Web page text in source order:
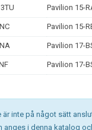
Pavilion 15-
Pavilion 15-
Pavilion 17-
Pavilion 17-
är inte på något sätt
anges i denna katalog